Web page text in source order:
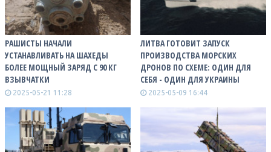
РАШИСТЫ НАЧАЛИ
УСТАНАВЛИВАТЬ НА ШАХЕДЫ
БОЛЕЕ МОЩНЫЙ ЗАРЯД С 90 КГ
ВЗЫВЧАТКИ
2025-05-21 11:28
ЛИТВА ГОТОВИТ ЗАПУСК
ПРОИЗВОДСТВА МОРСКИХ
ДРОНОВ ПО СХЕМЕ: ОДИН ДЛЯ
СЕБЯ - ОДИН ДЛЯ УКРАИНЫ
2025-05-09 16:44